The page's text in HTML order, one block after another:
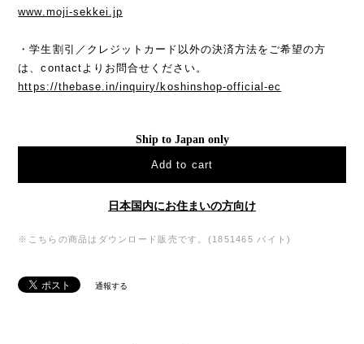
www.moji-sekkei.jp
・学生割引／クレジットカード以外の決済方法をご希望の方
は、contactよりお問合せください。
https://thebase.in/inquiry/koshinshop-official-ec
Ship to Japan only
Add to cart
日本国内にお住まいの方向け
※こちらの商品はダウンロード販売です。(1851465 バイト)
通報する